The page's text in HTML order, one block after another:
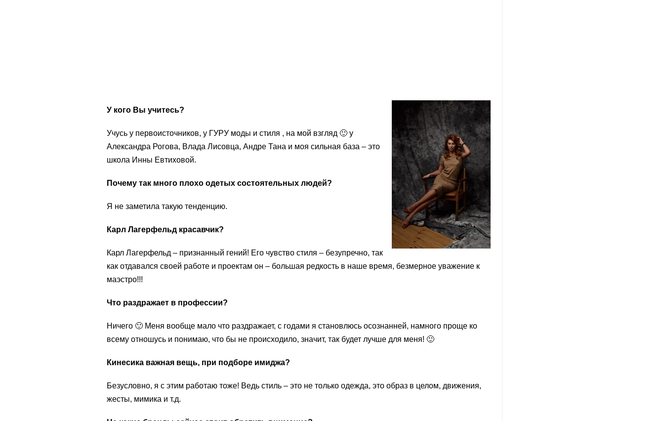
У кого Вы учитесь?
Учусь у первоисточников, у ГУРУ моды и стиля , на мой взгляд 🙂 у
Александра Рогова, Влада Лисовца, Андре Тана и моя сильная база – это
школа Инны Евтиховой.
Почему так много плохо одетых состоятельных людей?
Я не заметила такую тенденцию.
Карл Лагерфельд красавчик?
Карл Лагерфельд – признанный гений! Его чувство стиля – безупречно, так
как отдавался своей работе и проектам он – большая редкость в наше время, безмерное уважение к
маэстро!!!
Что раздражает в профессии?
Ничего 🙂 Меня вообще мало что раздражает, с годами я становлюсь осознанней, намного проще ко
всему отношусь и понимаю, что бы не происходило, значит, так будет лучше для меня! 🙂
Кинесика важная вещь, при подборе имиджа?
Безусловно, я с этим работаю тоже! Ведь стиль – это не только одежда, это образ в целом, движения,
жесты, мимика и т.д.